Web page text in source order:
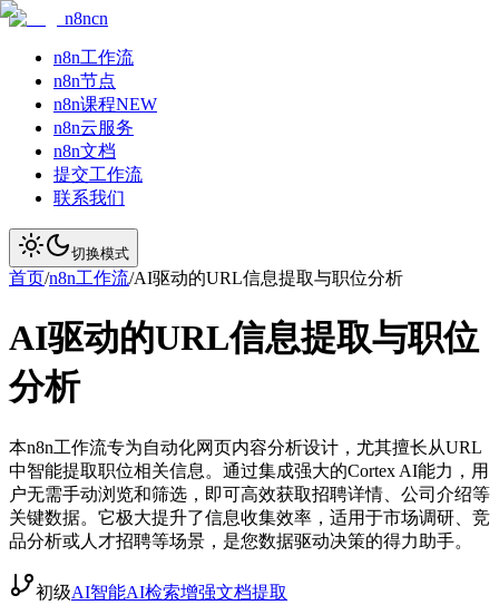
n8ncn
n8n工作流
n8n节点
n8n课程NEW
n8n云服务
n8n文档
提交工作流
联系我们
切换模式
首页/n8n工作流/AI驱动的URL信息提取与职位分析
AI驱动的URL信息提取与职位
分析
本n8n工作流专为自动化网页内容分析设计，尤其擅长从URL
中智能提取职位相关信息。通过集成强大的Cortex AI能力，用
户无需手动浏览和筛选，即可高效获取招聘详情、公司介绍等
关键数据。它极大提升了信息收集效率，适用于市场调研、竞
品分析或人才招聘等场景，是您数据驱动决策的得力助手。
初级AI智能AI检索增强文档提取